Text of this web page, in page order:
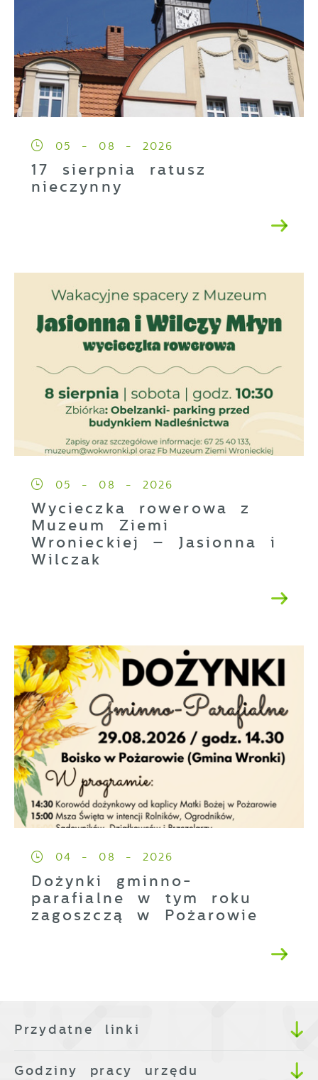
05 - 08 - 2026
17 sierpnia ratusz
nieczynny
05 - 08 - 2026
Wycieczka rowerowa z
Muzeum Ziemi
Wronieckiej – Jasionna i
Wilczak
04 - 08 - 2026
Dożynki gminno-
parafialne w tym roku
zagoszczą w Pożarowie
Przydatne linki
Godziny pracy urzędu